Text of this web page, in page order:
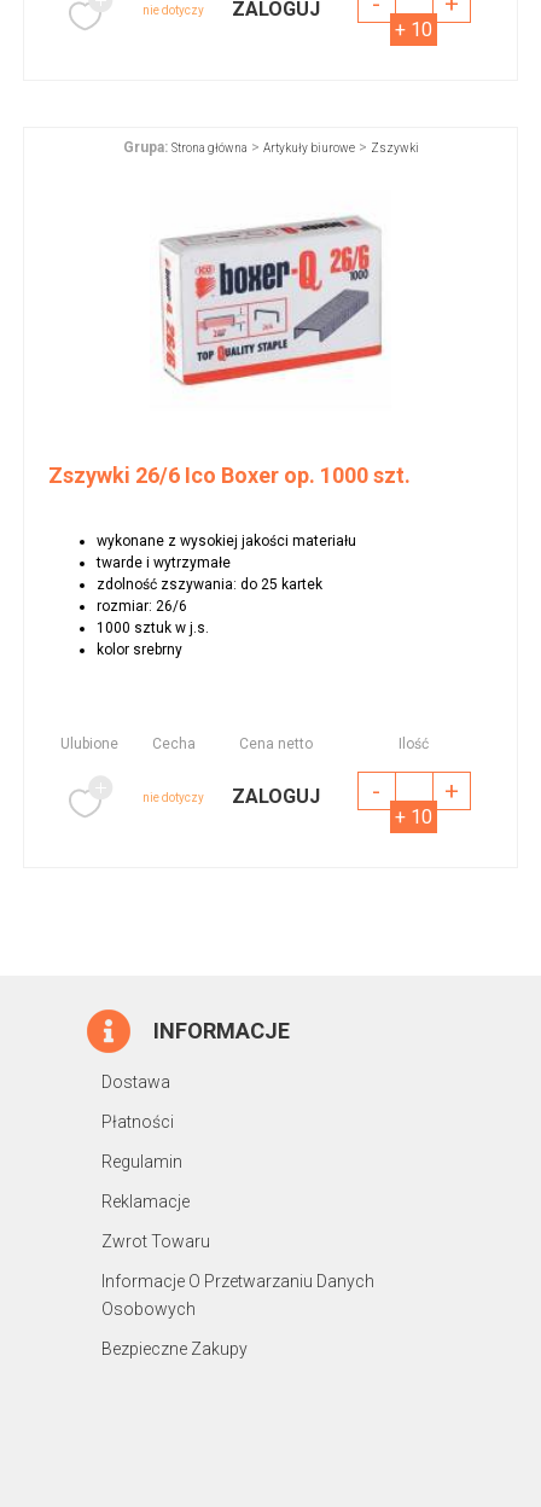
nie dotyczy ZALOGUJ
+ 10
Grupa: Strona główna > Artykuły biurowe> Zszywki
Zszywki 26/6 Ico Boxer op. 1000 szt.
wykonane z wysokiej jakości materiału
twarde i wytrzymałe
zdolność zszywania: do 25 kartek
rozmiar: 26/6
1000 sztuk w j.s.
kolor srebrny
Ulubione Cecha Cena netto Ilość
nie dotyczy ZALOGUJ - +
+ 10
INFORMACJE
Dostawa
Płatności
Regulamin
Reklamacje
Zwrot Towaru
Informacje O Przetwarzaniu Danych
Osobowych
Bezpieczne Zakupy